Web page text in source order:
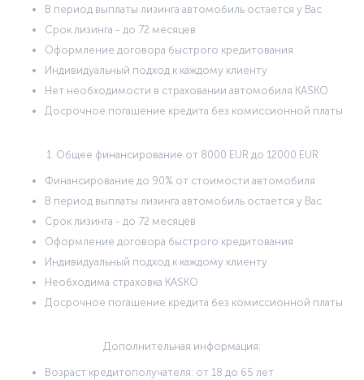
В период выплаты лизинга автомобиль остается у Вас
Срок лизинга - до 72 месяцев
Оформление договора быстрого кредитования
Индивидуальный подход к каждому клиенту
Нет необходимости в страховании автомобиля KASKO
Досрочное погашение кредита без комиссионной платы
1. Общее финансирование от 8000 EUR до 12000 EUR
Финансирование до 90% от стоимости автомобиля
В период выплаты лизинга автомобиль остается у Вас
Срок лизинга - до 72 месяцев
Оформление договора быстрого кредитования
Индивидуальный подход к каждому клиенту
Необходима страховка KASKO
Досрочное погашение кредита без комиссионной платы
Дополнительная информация:
Возраст кредитополучателя: от 18 до 65 лет